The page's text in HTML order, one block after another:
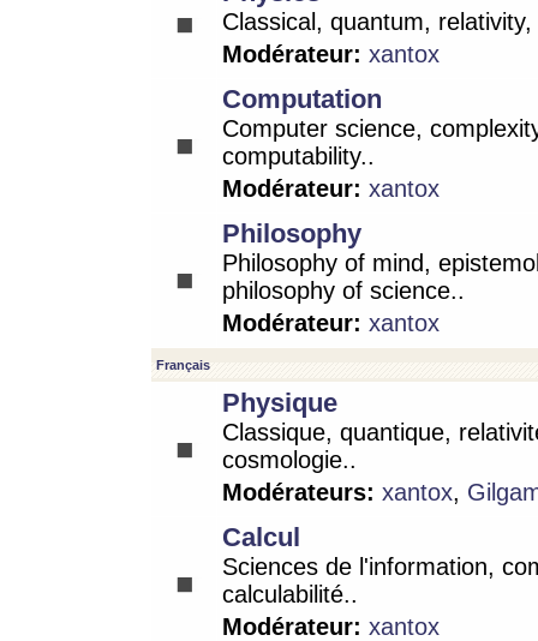
Classical, quantum,
Modérateur: xantox
Computation
Computer science,
computability..
Modérateur: xantox
Philosophy
Philosophy of mind,
philosophy of science..
Modérateur: xantox
Français
Physique
Classique, quantique,
cosmologie..
Modérateurs: xantox,
Calcul
Sciences de l'information,
calculabilité..
Modérateur: xantox